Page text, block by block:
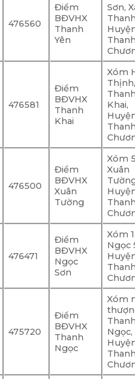
476560
Điểm
BĐVHX
Thanh
Yên
Sơn,
476581
Điểm
BĐVHX
Thanh
Khai
Xóm
Khai,
476500
Điểm
BĐVHX
Xuân
Tường
Xóm
Xuân
476471
Điểm
BĐVHX
Ngọc
Sơn
Xóm
Ngọc
475720
Điểm
BĐVHX
Thanh
Ngọc
Xóm
Ngọc,